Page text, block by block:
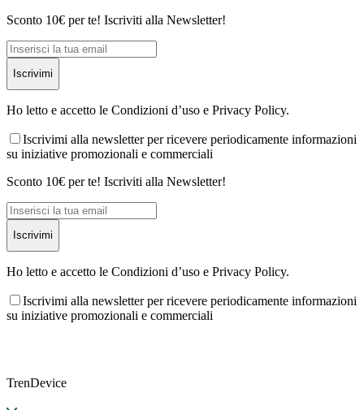
Sconto 10€ per te! Iscriviti alla Newsletter!
Iscrivimi
Ho letto e accetto le Condizioni d’uso e Privacy Policy.
Iscrivimi alla newsletter per ricevere periodicamente informazioni
su iniziative promozionali e commerciali
Sconto 10€ per te! Iscriviti alla Newsletter!
Iscrivimi
Ho letto e accetto le Condizioni d’uso e Privacy Policy.
Iscrivimi alla newsletter per ricevere periodicamente informazioni
su iniziative promozionali e commerciali
TrenDevice